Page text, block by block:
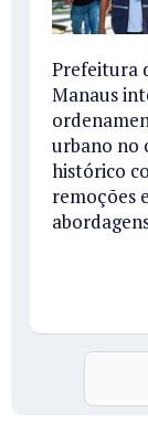
Prefeitura
Manaus
urbano no
histórico
remoções